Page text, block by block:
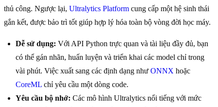
thủ công. Ngược lại, Ultralytics Platform cung cấp một hệ sinh thái
gắn kết, được bảo trì tốt giúp hợp lý hóa toàn bộ vòng đời học máy.
Dễ sử dụng: Với API Python trực quan và tài liệu đầy đủ, bạn
có thể gán nhãn, huấn luyện và triển khai các model chỉ trong
vài phút. Việc xuất sang các định dạng như ONNX hoặc
CoreML chỉ yêu cầu một dòng code.
Yêu cầu bộ nhớ: Các mô hình Ultralytics nổi tiếng với mức